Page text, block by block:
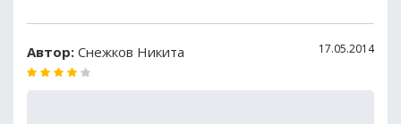
Автор: Снежков Никита 17.05.2014